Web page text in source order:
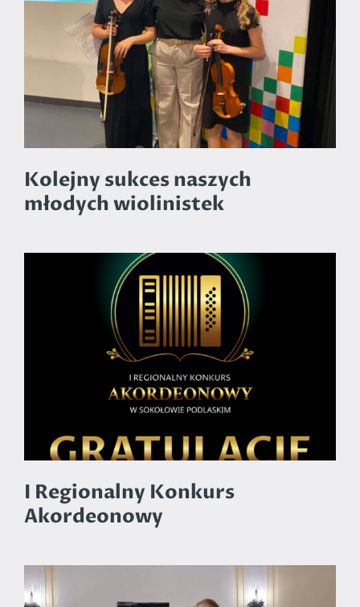
Kolejny sukces naszych
młodych wiolinistek
I Regionalny Konkurs
Akordeonowy